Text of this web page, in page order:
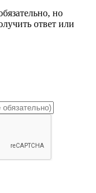
но
ответ или